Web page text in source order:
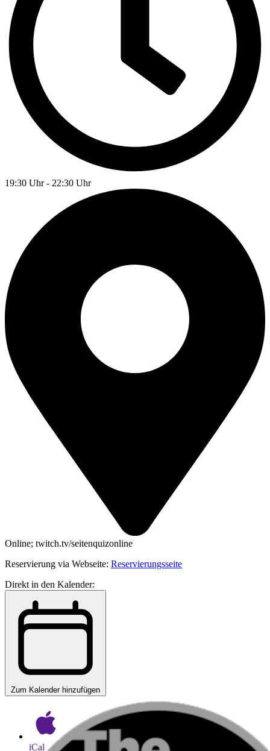
19:30 Uhr - 22:30 Uhr
Online; twitch.tv/seitenquizonline
Reservierung via Webseite: Reservierungsseite
Direkt in den Kalender:
Zum Kalender hinzufügen
iCal